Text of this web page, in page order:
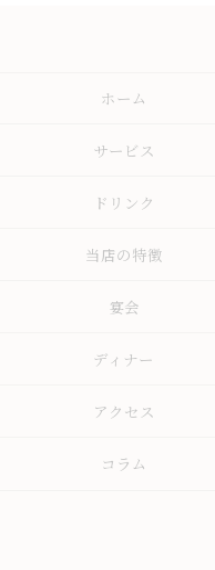
ホーム
サービス
ドリンク
当店の特徴
宴会
ディナー
アクセス
コラム